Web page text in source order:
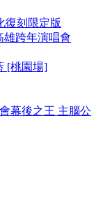
復刻限定版
雄跨年演唱會
[桃園場]
幕後之王 主腦公